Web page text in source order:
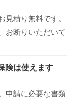
積り無料です。
お断りいただいて
険は使えます
申請に必要な書類